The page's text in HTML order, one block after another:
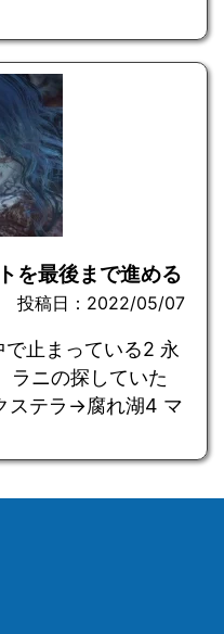
を最後まで進める
投稿日：2022/05/07
で止まっている2 永
ラニの探していた
ステラ→腐れ湖4 マ